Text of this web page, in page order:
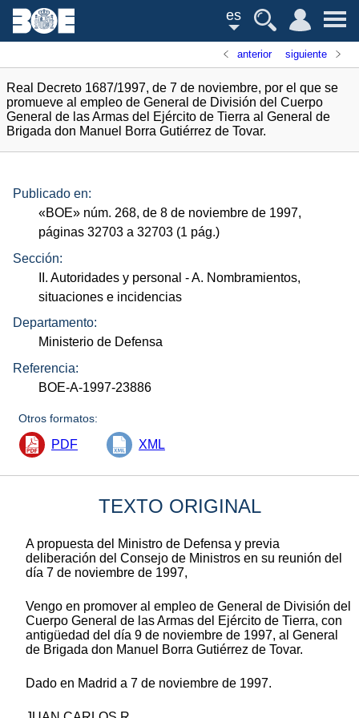
es
anterior siguiente
Real Decreto 1687/1997, de 7 de noviembre, por el que se
promueve al empleo de General de División del Cuerpo
General de las Armas del Ejército de Tierra al General de
Brigada don Manuel Borra Gutiérrez de Tovar.
Publicado en:
«BOE» núm. 268, de 8 de noviembre de 1997,
páginas 32703 a 32703 (1 pág.)
Sección:
II. Autoridades y personal - A. Nombramientos,
situaciones e incidencias
Departamento:
Ministerio de Defensa
Referencia:
BOE-A-1997-23886
Otros formatos:
PDF XML
TEXTO ORIGINAL
A propuesta del Ministro de Defensa y previa
deliberación del Consejo de Ministros en su reunión del
día 7 de noviembre de 1997,
Vengo en promover al empleo de General de División del
Cuerpo General de las Armas del Ejército de Tierra, con
antigüedad del día 9 de noviembre de 1997, al General
de Brigada don Manuel Borra Gutiérrez de Tovar.
Dado en Madrid a 7 de noviembre de 1997.